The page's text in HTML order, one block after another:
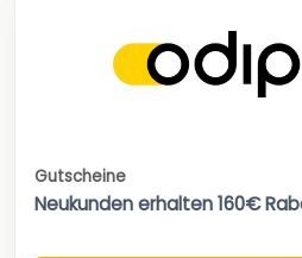
Gutscheine
Neukunden erhalten 160€